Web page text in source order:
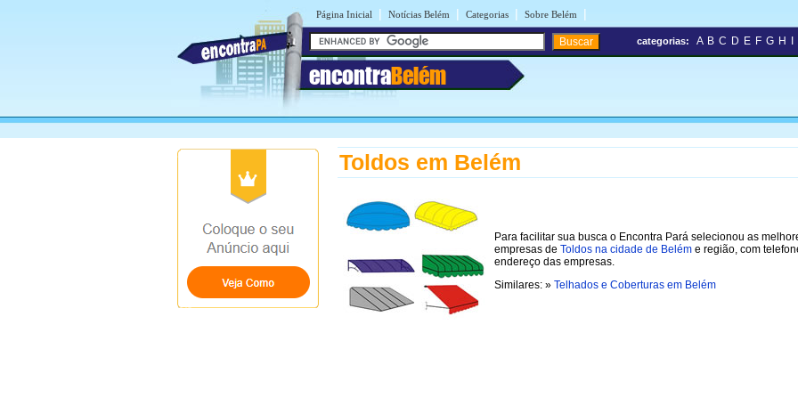
Página Inicial | Notícias Belém | Categorias | Sobre Belém |
encontraBelém
categorias: A B C D E F G H
Toldos em Belém
Para facilitar sua busca o Encontra Pará selecionou as
empresas de Toldos na cidade de Belém e região, com
endereço das empresas.
Similares: » Telhados e Coberturas em Belém